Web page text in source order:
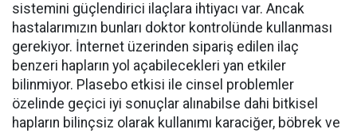
sistemini güçlendirici ilaçlara ihtiyacı var. Ancak
hastalarımızın bunları doktor kontrolünde kullanması
gerekiyor. İnternet üzerinden sipariş edilen ilaç
benzeri hapların yol açabilecekleri yan etkiler
bilinmiyor. Plasebo etkisi ile cinsel problemler
özelinde geçici iyi sonuçlar alınabilse dahi bitkisel
hapların bilinçsiz olarak kullanımı karaciğer, böbrek ve